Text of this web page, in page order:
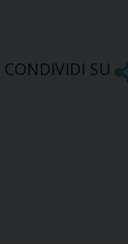
CONDIVIDI SU